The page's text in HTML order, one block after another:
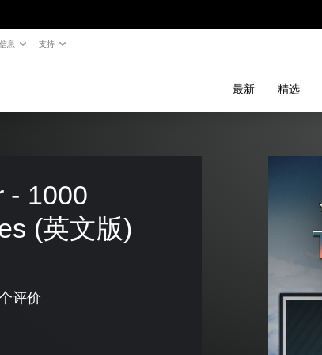
息 支持
最新 精选
- 1000
(英文版)
评价